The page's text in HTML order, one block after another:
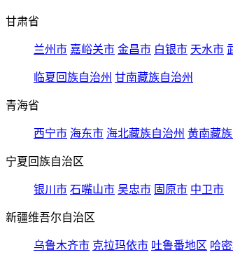
甘肃省
兰州市 嘉峪关市 金昌市 白银市 天水市
临夏回族自治州 甘南藏族自治州
青海省
西宁市 海东市 海北藏族自治州 黄南藏
宁夏回族自治区
银川市 石嘴山市 吴忠市 固原市 中卫市
新疆维吾尔自治区
乌鲁木齐市 克拉玛依市 吐鲁番地区 哈